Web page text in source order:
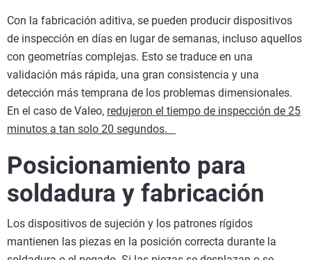
Con la fabricación aditiva, se pueden producir dispositivos
de inspección en días en lugar de semanas, incluso aquellos
con geometrías complejas. Esto se traduce en una
validación más rápida, una gran consistencia y una
detección más temprana de los problemas dimensionales.
En el caso de Valeo, redujeron el tiempo de inspección de 25
minutos a tan solo 20 segundos.
Posicionamiento para
soldadura y fabricación
Los dispositivos de sujeción y los patrones rígidos
mantienen las piezas en la posición correcta durante la